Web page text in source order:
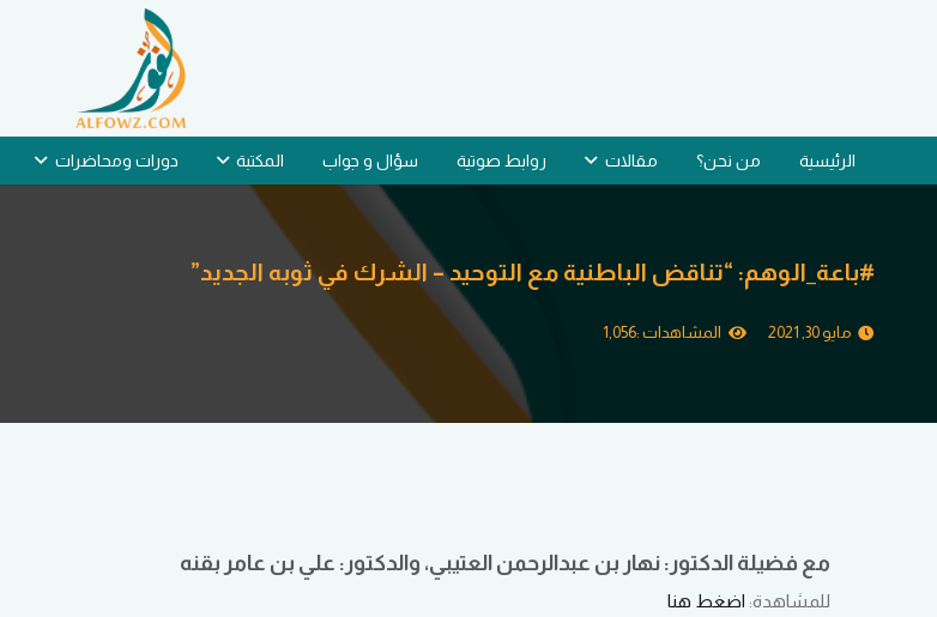
الرئيسية من نحن؟ مقالات روابط صوتية سؤال و جواب المكتبة دورات ومحاضرات
#باعة_الوهم: “تناقض الباطنية مع التوحيد – الشرك في ثوبه الجديد”
مايو 30, 2021 المشاهدات :1,056
مع فضيلة الدكتور: نهار بن عبدالرحمن العتيبي، والدكتور: علي بن عامر بقنه
للمشاهدة: اضغط هنا